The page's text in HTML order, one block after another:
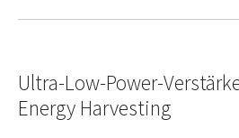
Ultra-Low-Power-
Energy Harvesting